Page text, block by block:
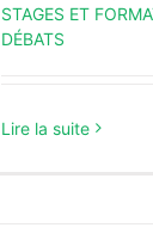
STAGES ET
DÉBATS
Lire la suite